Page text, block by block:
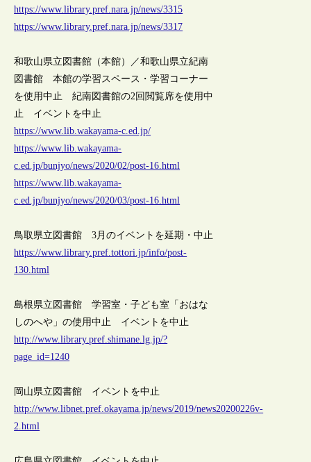
https://www.library.pref.nara.jp/news/3315
https://www.library.pref.nara.jp/news/3317
和歌山県立図書館（本館）／和歌山県立紀南
図書館 本館の学習スペース・学習コーナー
を使用中止 紀南図書館の2回閲覧席を使用中
止 イベントを中止
https://www.lib.wakayama-c.ed.jp/
https://www.lib.wakayama-
c.ed.jp/bunjyo/news/2020/02/post-16.html
https://www.lib.wakayama-
c.ed.jp/bunjyo/news/2020/03/post-16.html
鳥取県立図書館 3月のイベントを延期・中止
https://www.library.pref.tottori.jp/info/post-
130.html
島根県立図書館 学習室・子ども室「おはな
しのへや」の使用中止 イベントを中止
http://www.library.pref.shimane.lg.jp/?
page_id=1240
岡山県立図書館 イベントを中止
http://www.libnet.pref.okayama.jp/news/2019/news20200226v-
2.html